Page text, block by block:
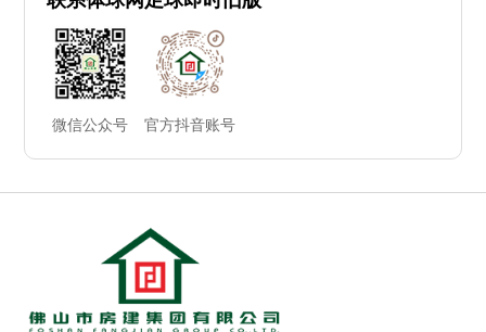
微信公众号 官方抖音账号